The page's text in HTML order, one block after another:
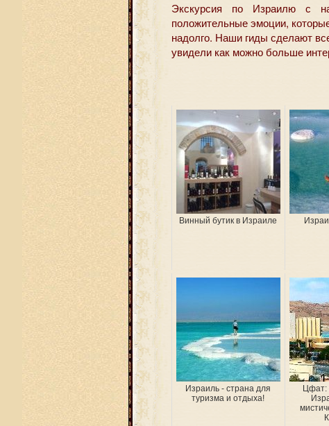
Экскурсия по Израилю с
положительные эмоции,
надолго. Наши гиды сделают
увидели как можно больше
Винный бутик в Израиле
Израиль - страна для
туризма и отдыха!
Цфат: